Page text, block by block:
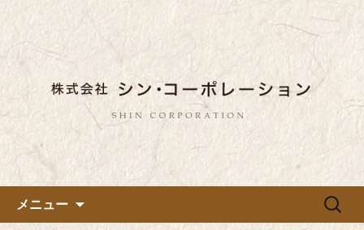
都内に5店舗展開している蕎麦
のお店「真希（しんき）」を運
営する「株式会社シン・コーポ
レーション」のブログ
東京都内に5店舗ある美味しい蕎麦のお
店「真希（しんき）」と運営の「株式
会社シン・コーポレーション」の新着
情報はこちら。店舗によって24時間営
業、宴会なども承っております。季節
のメニューも豊富にご用意。
メニュー
検